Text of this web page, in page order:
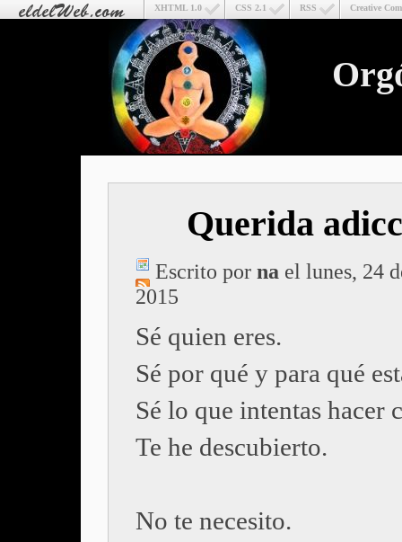
Creative
RSS
CSS 2.1
XHTML 1.0
Querida
Escrito por na el lunes, 24
2015
Sé quien eres.
Sé por qué y para qué
Sé lo que intentas hacer
Te he descubierto.
No te necesito.